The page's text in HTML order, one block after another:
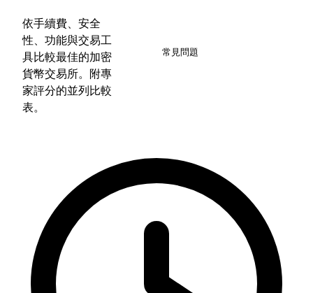
依手續費、安全
性、功能與交易工
具比較最佳的加密
貨幣交易所。附專
家評分的並列比較
表。
常見問題